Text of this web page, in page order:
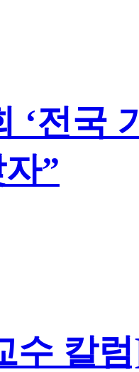
‘전국
”
수 칼